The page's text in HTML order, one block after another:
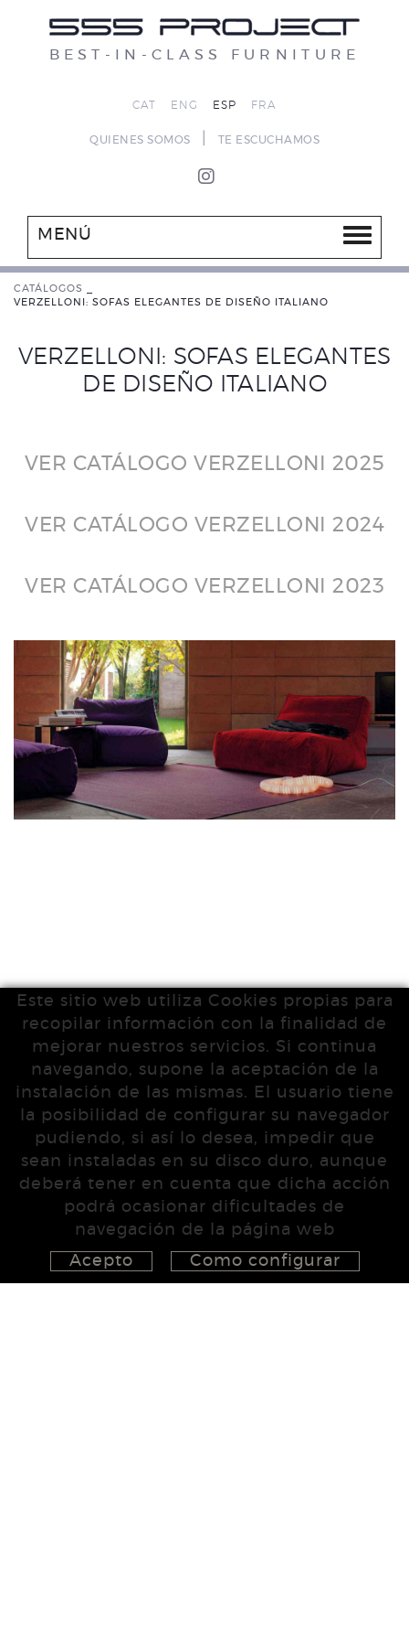
BEST-IN-CLASS FURNITURE
CAT ENG ESP FRA
QUIENES SOMOS TE ESCUCHAMOS
MENÚ
CATÁLOGOS
VERZELLONI: SOFAS ELEGANTES DE DISEÑO ITALIANO
VERZELLONI: SOFAS ELEGANTES
DE DISEÑO ITALIANO
VER CATÁLOGO VERZELLONI 2025
VER CATÁLOGO VERZELLONI 2024
VER CATÁLOGO VERZELLONI 2023
Este sitio web utiliza Cookies propias para
recopilar información con la finalidad de
mejorar nuestros servicios. Si continua
navegando, supone la aceptación de la
instalación de las mismas. El usuario tiene
la posibilidad de configurar su navegador
pudiendo, si así lo desea, impedir que
sean instaladas en su disco duro, aunque
deberá tener en cuenta que dicha acción
podrá ocasionar dificultades de
navegación de la página web
Acepto
Como configurar